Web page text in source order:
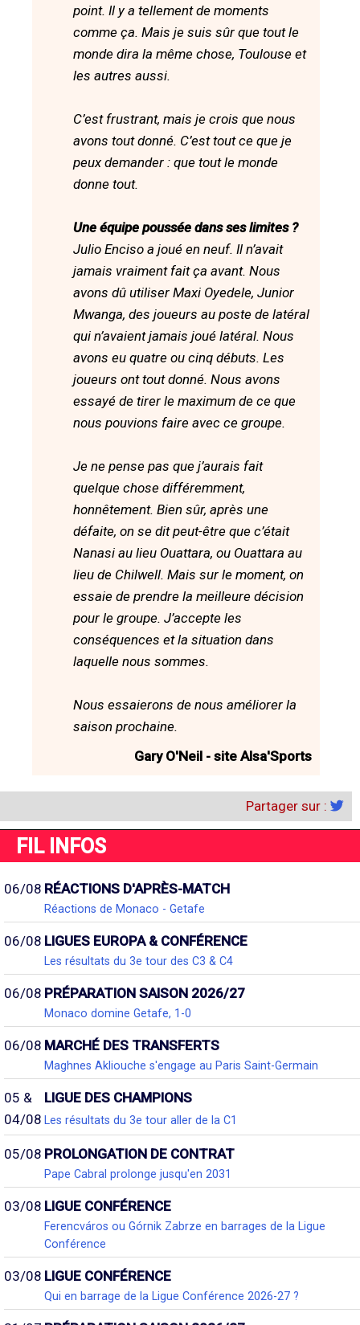
point. Il y a tellement de moments
comme ça. Mais je suis sûr que tout le
monde dira la même chose, Toulouse et
les autres aussi.
C’est frustrant, mais je crois que nous
avons tout donné. C’est tout ce que je
peux demander : que tout le monde
donne tout.
Une équipe poussée dans ses limites ?
Julio Enciso a joué en neuf. Il n’avait
jamais vraiment fait ça avant. Nous
avons dû utiliser Maxi Oyedele, Junior
Mwanga, des joueurs au poste de latéral
qui n’avaient jamais joué latéral. Nous
avons eu quatre ou cinq débuts. Les
joueurs ont tout donné. Nous avons
essayé de tirer le maximum de ce que
nous pouvions faire avec ce groupe.
Je ne pense pas que j’aurais fait
quelque chose différemment,
honnêtement. Bien sûr, après une
défaite, on se dit peut-être que c’était
Nanasi au lieu Ouattara, ou Ouattara au
lieu de Chilwell. Mais sur le moment, on
essaie de prendre la meilleure décision
pour le groupe. J’accepte les
conséquences et la situation dans
laquelle nous sommes.
Nous essaierons de nous améliorer la
saison prochaine.
Gary O'Neil - site Alsa'Sports
Partager sur :
FIL INFOS
06/08 RÉACTIONS D'APRÈS-MATCH
Réactions de Monaco - Getafe
06/08 LIGUES EUROPA & CONFÉRENCE
Les résultats du 3e tour des C3 & C4
06/08 PRÉPARATION SAISON 2026/27
Monaco domine Getafe, 1-0
06/08 MARCHÉ DES TRANSFERTS
Maghnes Akliouche s'engage au Paris Saint-Germain
05 &
04/08
LIGUE DES CHAMPIONS
Les résultats du 3e tour aller de la C1
05/08 PROLONGATION DE CONTRAT
Pape Cabral prolonge jusqu'en 2031
03/08 LIGUE CONFÉRENCE
Ferencváros ou Górnik Zabrze en barrages de la Ligue
Conférence
03/08 LIGUE CONFÉRENCE
Qui en barrage de la Ligue Conférence 2026-27 ?